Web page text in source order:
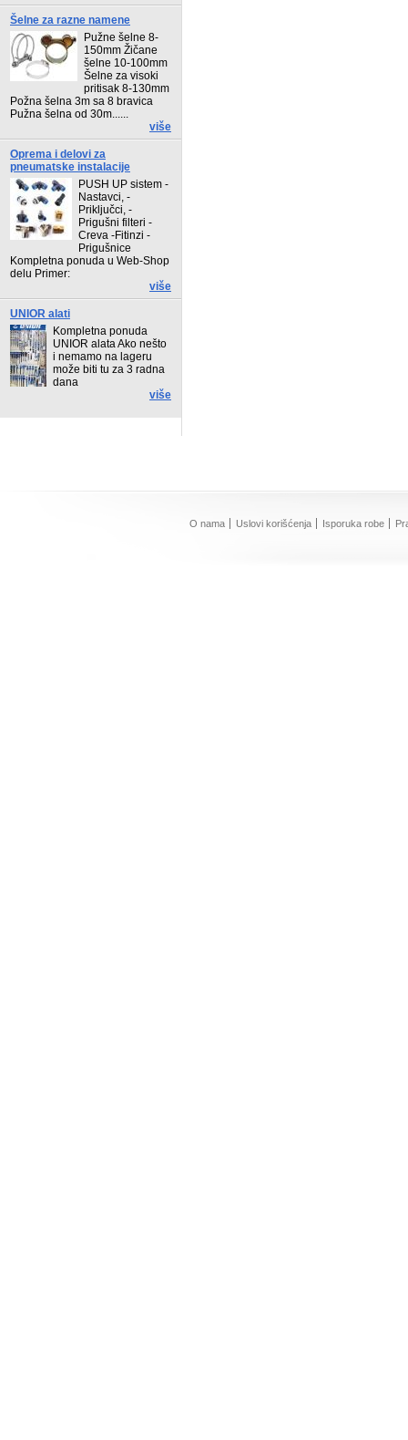
Šelne za razne namene
Pužne šelne 8-
150mm Žičane
šelne 10-100mm
Šelne za visoki
pritisak 8-130mm
Požna šelna 3m sa 8 bravica
Pužna šelna od 30m......
više
Oprema i delovi za
pneumatske instalacije
PUSH UP sistem -
Nastavci, -
Priključci, -
Prigušni filteri -
Creva -Fitinzi -
Prigušnice
Kompletna ponuda u Web-Shop
delu Primer:
više
UNIOR alati
Kompletna ponuda
UNIOR alata Ako nešto
i nemamo na lageru
može biti tu za 3 radna
dana
više
O nama Uslovi korišćenja Isporuka robe